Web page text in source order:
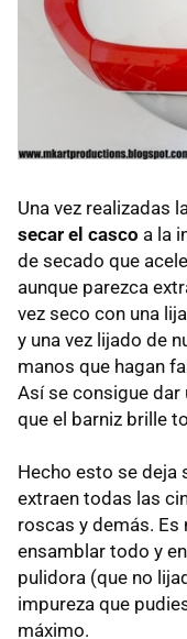
Una vez realizadas
secar el casco a la
de secado que
aunque parezca
vez seco con una
y una vez lijado de
manos que hagan
Así se consigue
que el barniz brille
Hecho esto se deja
extraen todas las
roscas y demás. Es
ensamblar todo y
pulidora (que no
impureza que
máximo.